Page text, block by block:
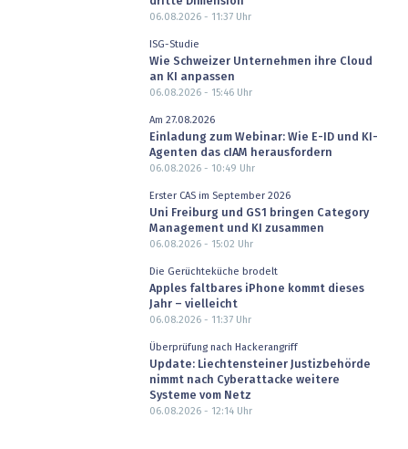
06.08.2026 - 11:37Uhr
ISG-Studie
Wie Schweizer Unternehmen ihre Cloud
an KI anpassen
06.08.2026 - 15:46Uhr
Am 27.08.2026
Einladung zum Webinar: Wie E-ID und KI-
Agenten das cIAM herausfordern
06.08.2026 - 10:49 Uhr
Erster CAS im September 2026
Uni Freiburg und GS1 bringen Category
Management und KI zusammen
06.08.2026 - 15:02 Uhr
Die Gerüchteküche brodelt
Apples faltbares iPhone kommt dieses
Jahr – vielleicht
06.08.2026 - 11:37Uhr
Überprüfung nach Hackerangriff
Update: Liechtensteiner Justizbehörde
nimmt nach Cyberattacke weitere
Systeme vom Netz
06.08.2026 - 12:14Uhr